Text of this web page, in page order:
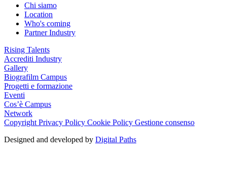
Chi siamo
Location
Who's coming
Partner Industry
Rising Talents
Accrediti Industry
Gallery
Biografilm Campus
Progetti e formazione
Eventi
Cos’è Campus
Network
Copyright Privacy Policy Cookie Policy Gestione consenso
Designed and developed by Digital Paths